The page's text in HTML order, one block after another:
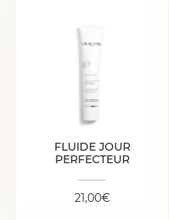
FLUIDE JOUR
PERFECTEUR
21,00€
FLUIDE JOUR
PERFECTEUR
21,00